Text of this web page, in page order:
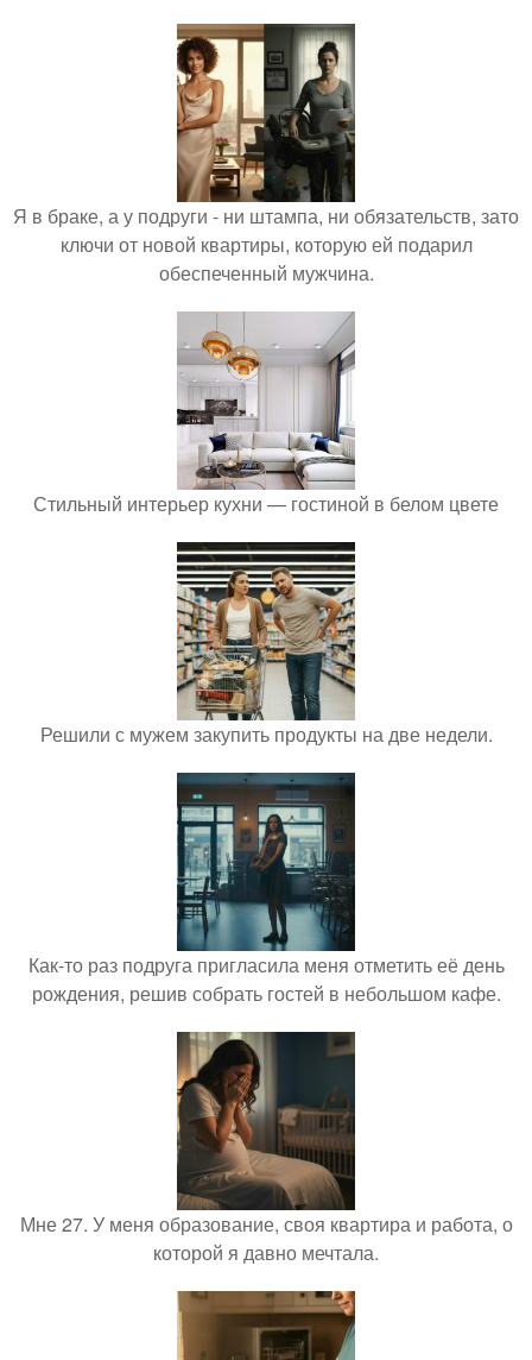
Я в браке, а у подруги - ни штампа, ни обязательств, зато
ключи от новой квартиры, которую ей подарил
обеспеченный мужчина.
Стильный интерьер кухни — гостиной в белом цвете
Решили с мужем закупить продукты на две недели.
Как-то раз подруга пригласила меня отметить её день
рождения, решив собрать гостей в небольшом кафе.
Мне 27. У меня образование, своя квартира и работа, о
которой я давно мечтала.